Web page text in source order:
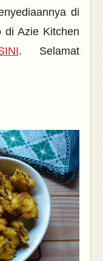
di
di Azie Kitchen
. Selamat